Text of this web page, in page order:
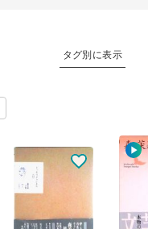
タグ別に表示